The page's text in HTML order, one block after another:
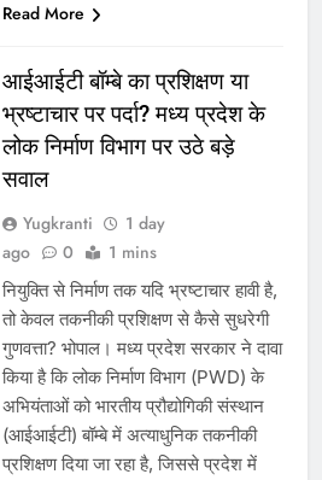
Read More
आईआईटी बॉम्बे का प्रशिक्षण या
भ्रष्टाचार पर पर्दा? मध्य प्रदेश के
लोक निर्माण विभाग पर उठे बड़े
सवाल
Yugkranti
1 day
ago
0 1 mins
नियुक्ति से निर्माण तक यदि भ्रष्टाचार हावी है,
तो केवल तकनीकी प्रशिक्षण से कैसे सुधरेगी
गुणवत्ता? भोपाल। मध्य प्रदेश सरकार ने दावा
किया है कि लोक निर्माण विभाग (PWD) के
अभियंताओं को भारतीय प्रौद्योगिकी संस्थान
(आईआईटी) बॉम्बे में अत्याधुनिक तकनीकी
प्रशिक्षण दिया जा रहा है, जिससे प्रदेश में